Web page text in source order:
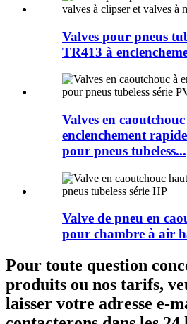
Valves pour pneus
TR413 à
Valves en caoutchouc
enclenchement
pour pneus tubeless...
Valve de pneu en
pour chambre à air
Pour toute question
produits ou nos tarifs,
laisser votre adresse e-